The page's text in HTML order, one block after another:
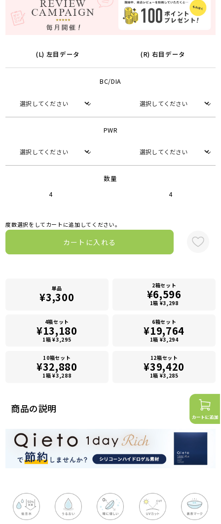
商品の説明
(L) 左目データ (R) 右目データ
BC/DIA
PWR
数量
4 4
度数選択をしてカートに追加してください。
カートに入れる
単品
¥3,300
2箱セット
¥6,596
1箱 ¥3,298
4箱セット
¥13,180
1箱 ¥3,295
6箱セット
¥19,764
1箱 ¥3,294
10箱セット
¥32,880
1箱 ¥3,288
12箱セット
¥39,420
1箱 ¥3,285